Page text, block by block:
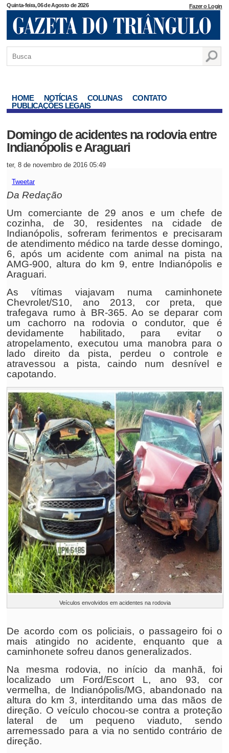
Quinta-feira, 06 de Agosto de 2026 Fazer o Login
HOME NOTÍCIAS COLUNAS
CONTATO
PUBLICAÇÕES LEGAIS
Domingo de acidentes na rodovia entre
Indianópolis e Araguari
ter, 8 de novembro de 2016 05:49
Tweetar
Da Redação
Um comerciante de 29 anos e um chefe de
cozinha, de 30, residentes na cidade de
Indianópolis, sofreram ferimentos e precisaram
de atendimento médico na tarde desse domingo,
6, após um acidente com animal na pista na
AMG-900, altura do km 9, entre Indianópolis e
Araguari.
As vítimas viajavam numa caminhonete
Chevrolet/S10, ano 2013, cor preta, que
trafegava rumo à BR-365. Ao se deparar com
um cachorro na rodovia o condutor, que é
devidamente habilitado, para evitar o
atropelamento, executou uma manobra para o
lado direito da pista, perdeu o controle e
atravessou a pista, caindo num desnível e
capotando.
Veículos envolvidos em acidentes na rodovia
De acordo com os policiais, o passageiro foi o
mais atingido no acidente, enquanto que a
caminhonete sofreu danos generalizados.
Na mesma rodovia, no início da manhã, foi
localizado um Ford/Escort L, ano 93, cor
vermelha, de Indianópolis/MG, abandonado na
altura do km 3, interditando uma das mãos de
direção. O veículo chocou-se contra a proteção
lateral de um pequeno viaduto, sendo
arremessado para a via no sentido contrário de
direção.